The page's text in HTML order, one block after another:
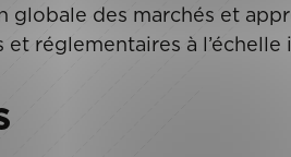
des marchés et
réglementaires à l’échelle